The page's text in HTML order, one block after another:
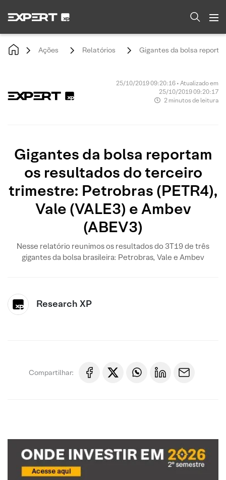
Ações Relatórios Gigantes da bolsa
25/10/2019 09:20:16 • Atualizado em
25/10/2019 09:20:17
2 minutos de leitura
Gigantes da bolsa reportam
os resultados do terceiro
trimestre: Petrobras (PETR4),
Vale (VALE3) e Ambev
(ABEV3)
Nesse relatório reunimos os resultados do 3T19 de três
gigantes da bolsa brasileira: Petrobras, Vale e Ambev
Research XP
Compartilhar: